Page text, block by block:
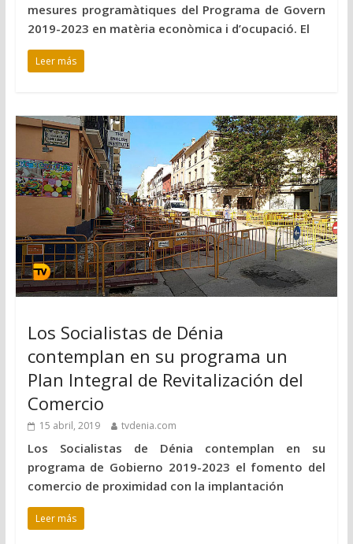
mesures programàtiques del Programa de Govern
2019-2023 en matèria econòmica i d’ocupació. El
Leer más
Los Socialistas de Dénia
contemplan en su programa un
Plan Integral de Revitalización del
Comercio
15 abril, 2019 tvdenia.com
Los Socialistas de Dénia contemplan en su
programa de Gobierno 2019-2023 el fomento del
comercio de proximidad con la implantación
Leer más